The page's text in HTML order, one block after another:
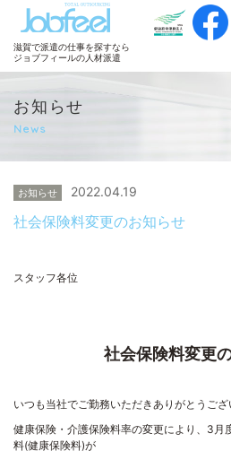
JobFeel
滋賀で派遣の仕事を探すなら
ジョブフィールの人材派遣
お知らせ
News
お知らせ 2022.04.19
社会保険料変更のお知らせ
スタッフ
社会保険料変更
いつも当社でご勤務いただきありがとうござ
健康保険・介護保険料率の変更により、 3 月
料(健康保険料)が